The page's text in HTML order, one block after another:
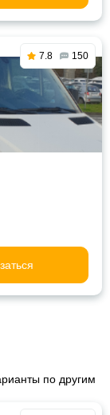
7.8 150
по другим